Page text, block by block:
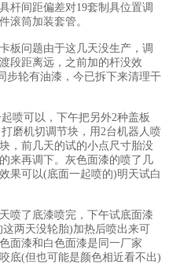
杆间距偏差对19套制具位置调
滚筒加装套管。
板问题由于这几天没生产，调
段距离远，之前加的杆没效
步轮有油漆，今已拆下来清理干
喷可以，下午把另外2种盖板
磨机切调节块，用2台机器人喷
，前几天的试的小点尺寸胎没
来再调下。灰色面漆的喷了几
果可以(底面一起喷的)明天试白
喷了底漆喷完，下午试底面漆
两天没轮胎)加热后喷出来可
面漆和白色面漆是同一厂家
底(但也可能是颜色相近看不出)